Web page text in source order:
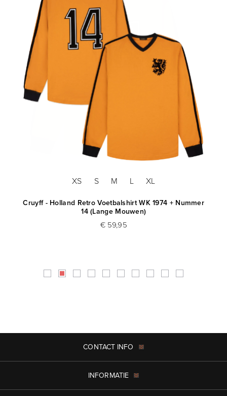
XS S M L XL
Cruyff - Holland Retro Voetbalshirt WK 1974 + Nummer
14 (Lange Mouwen)
€ 59,95
CONTACT INFO
INFORMATIE